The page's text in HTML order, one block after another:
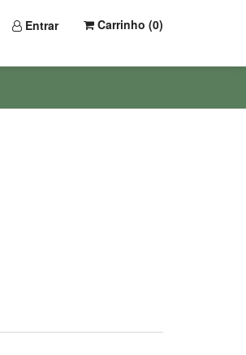
Entrar Carrinho (0)